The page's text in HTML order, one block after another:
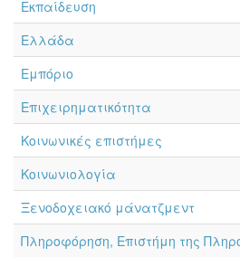
Εκπαίδευση
Ελλάδα
Εμπόριο
Επιχειρηματικότητα
Κοινωνικές επιστήμες
Κοινωνιολογία
Ξενοδοχειακό μάνατζμεντ
Πληροφόρηση, Επιστήμη της